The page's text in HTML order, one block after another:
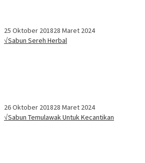
25 Oktober 201828 Maret 2024
√Sabun Sereh Herbal
26 Oktober 201828 Maret 2024
√Sabun Temulawak Untuk Kecantikan